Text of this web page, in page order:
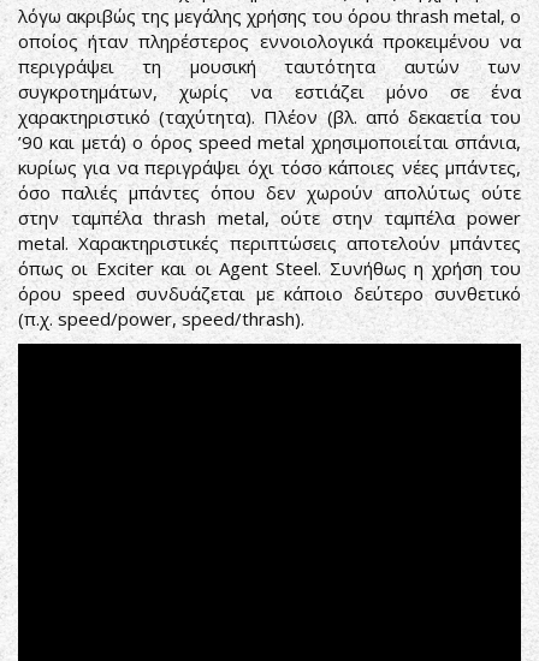
λόγω ακριβώς της μεγάλης χρήσης του όρου thrash metal, ο
οποίος ήταν πληρέστερος εννοιολογικά προκειμένου να
περιγράψει τη μουσική ταυτότητα αυτών των
συγκροτημάτων, χωρίς να εστιάζει μόνο σε ένα
χαρακτηριστικό (ταχύτητα). Πλέον (βλ. από δεκαετία του
’90 και μετά) ο όρος speed metal χρησιμοποιείται σπάνια,
κυρίως για να περιγράψει όχι τόσο κάποιες νέες μπάντες,
όσο παλιές μπάντες όπου δεν χωρούν απολύτως ούτε
στην ταμπέλα thrash metal, ούτε στην ταμπέλα power
metal. Χαρακτηριστικές περιπτώσεις αποτελούν μπάντες
όπως οι Exciter και οι Agent Steel. Συνήθως η χρήση του
όρου speed συνδυάζεται με κάποιο δεύτερο συνθετικό
(π.χ. speed/power, speed/thrash).